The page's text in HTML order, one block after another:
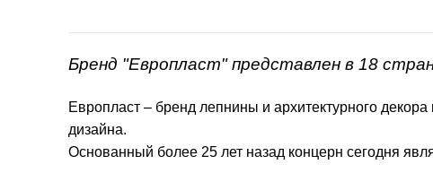
Бренд "Европласт" представлен в 18
Европласт – бренд лепнины и архитектурного
дизайна.
Основанный более 25 лет назад концерн сегодня